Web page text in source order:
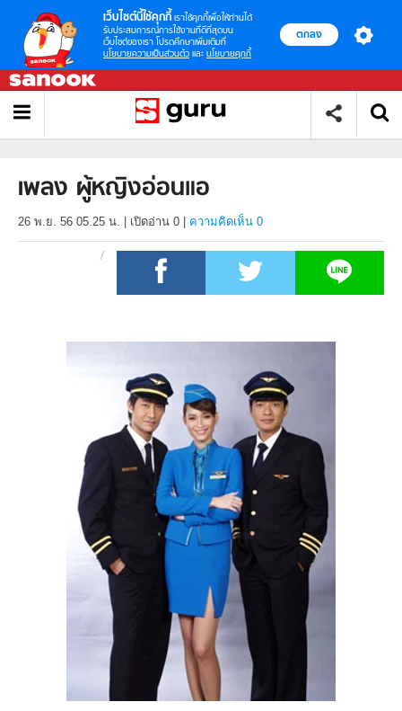
เว็บไซต์นี้ใช้คุกกี้ เราใช้คุกกี้เพื่อให้ท่านได้
รับประสบการณ์การใช้งานที่ดีที่สุดบน
เว็บไซต์ของเรา โปรดศึกษาเพิ่มเติมที่
นโยบายความเป็นส่วนตัว และ นโยบายคุกกี้
ตกลง
เพลง ผู้หญิงอ่อนแอ
26 พ.ย. 56 05.25 น. เปิดอ่าน 0 ความคิดเห็น 0